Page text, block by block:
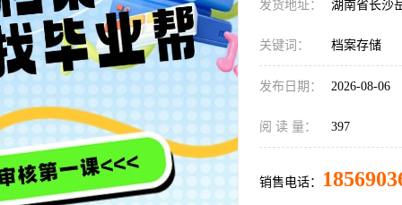
发货地址： 湖南省长沙
关键词： 档案存储
发布日期： 2026-08-06
阅 读 量： 397
销售电话：